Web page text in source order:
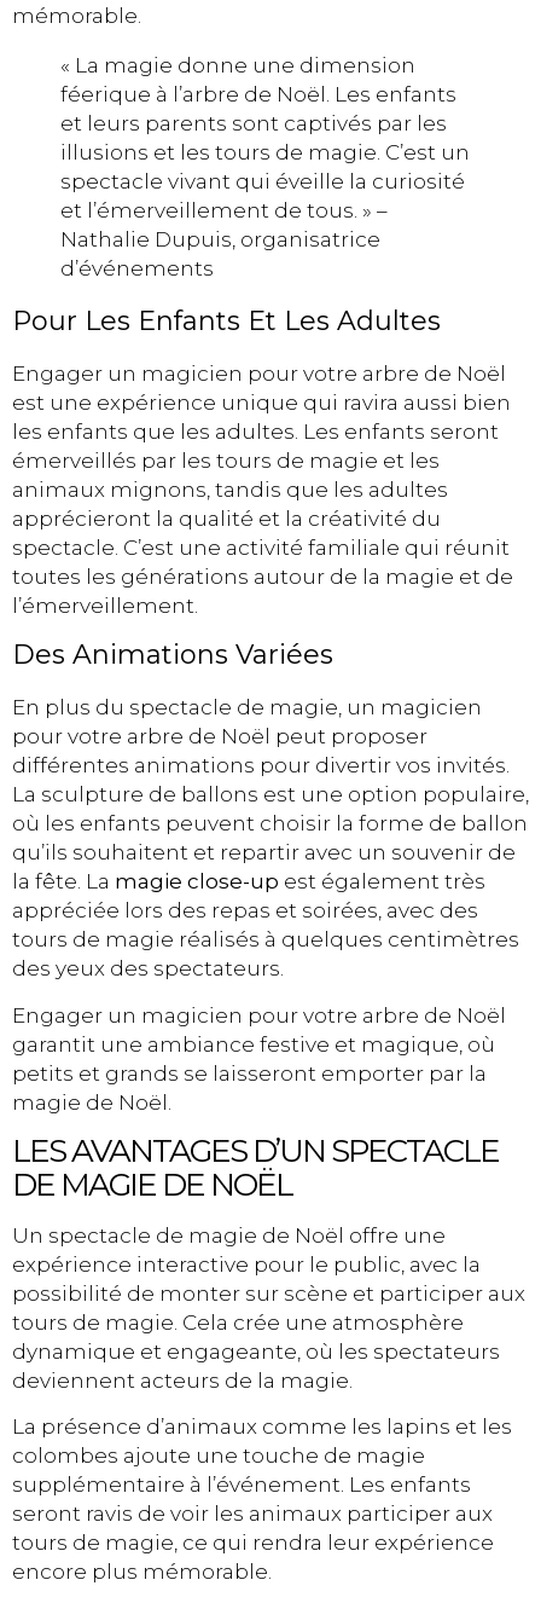
mémorable.
« La magie donne une dimension
féerique à l’arbre de Noël. Les enfants
et leurs parents sont captivés par les
illusions et les tours de magie. C’est un
spectacle vivant qui éveille la curiosité
et l’émerveillement de tous. » –
Nathalie Dupuis, organisatrice
d’événements
Pour Les Enfants Et Les Adultes
Engager un magicien pour votre arbre de Noël
est une expérience unique qui ravira aussi bien
les enfants que les adultes. Les enfants seront
émerveillés par les tours de magie et les
animaux mignons, tandis que les adultes
apprécieront la qualité et la créativité du
spectacle. C’est une activité familiale qui réunit
toutes les générations autour de la magie et de
l’émerveillement.
Des Animations Variées
En plus du spectacle de magie, un magicien
pour votre arbre de Noël peut proposer
différentes animations pour divertir vos invités.
La sculpture de ballons est une option populaire,
où les enfants peuvent choisir la forme de ballon
qu’ils souhaitent et repartir avec un souvenir de
la fête. La magie close-up est également très
appréciée lors des repas et soirées, avec des
tours de magie réalisés à quelques centimètres
des yeux des spectateurs.
Engager un magicien pour votre arbre de Noël
garantit une ambiance festive et magique, où
petits et grands se laisseront emporter par la
magie de Noël.
LES AVANTAGES D’UN SPECTACLE
DE MAGIE DE NOËL
Un spectacle de magie de Noël offre une
expérience interactive pour le public, avec la
possibilité de monter sur scène et participer aux
tours de magie. Cela crée une atmosphère
dynamique et engageante, où les spectateurs
deviennent acteurs de la magie.
La présence d’animaux comme les lapins et les
colombes ajoute une touche de magie
supplémentaire à l’événement. Les enfants
seront ravis de voir les animaux participer aux
tours de magie, ce qui rendra leur expérience
encore plus mémorable.